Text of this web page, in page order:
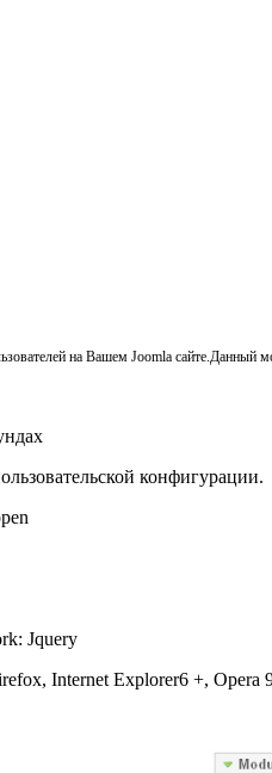
на Вашем Joomla сайте. Данный
конфигурации.
Jquery
Internet Explorer6 +, Opera